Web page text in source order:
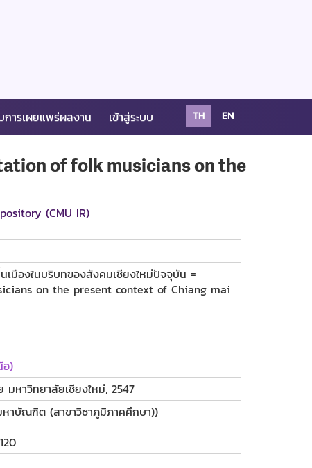
ารเผยแพร่ผลงาน เข้าสู่ระบบ TH EN
of folk musicians on the
(CMU IR)
มืองในบริบทของสังคมเชียงใหม่ปัจจุบัน =
on the present context of Chiang mai
)
หาวิทยาลัยเชียงใหม่, 2547
าบัณฑิต (สาขาวิชาภูมิภาคศึกษา))